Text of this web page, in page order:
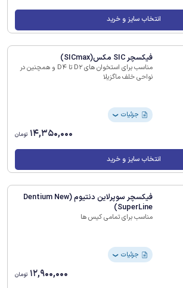
انتخاب سایز و خرید
فیکسچر SIC مکس(SICmax)
مناسب برای استخوان های D2 تا D4 و همچنین در
نواحی خلف ماگزیلا
جزئیات ❯
14,350,000 تومان
انتخاب سایز و خرید
فیکسچر سوپرلاین دنتیوم (Dentium New
SuperLine)
مناسب برای تمامی کیس ها
جزئیات ❯
12,900,000 تومان